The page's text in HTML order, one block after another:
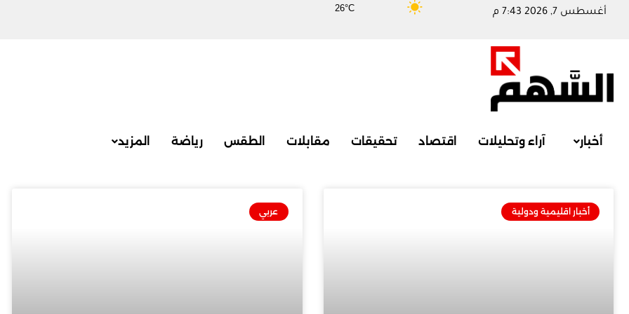
26°C أغسطس 7, 2026 7:43 م
أخبار آراء وتحليلات اقتصاد تحقيقات مقابلات الطقس رياضة المزيد
أخبار اقليمية ودولية عربي